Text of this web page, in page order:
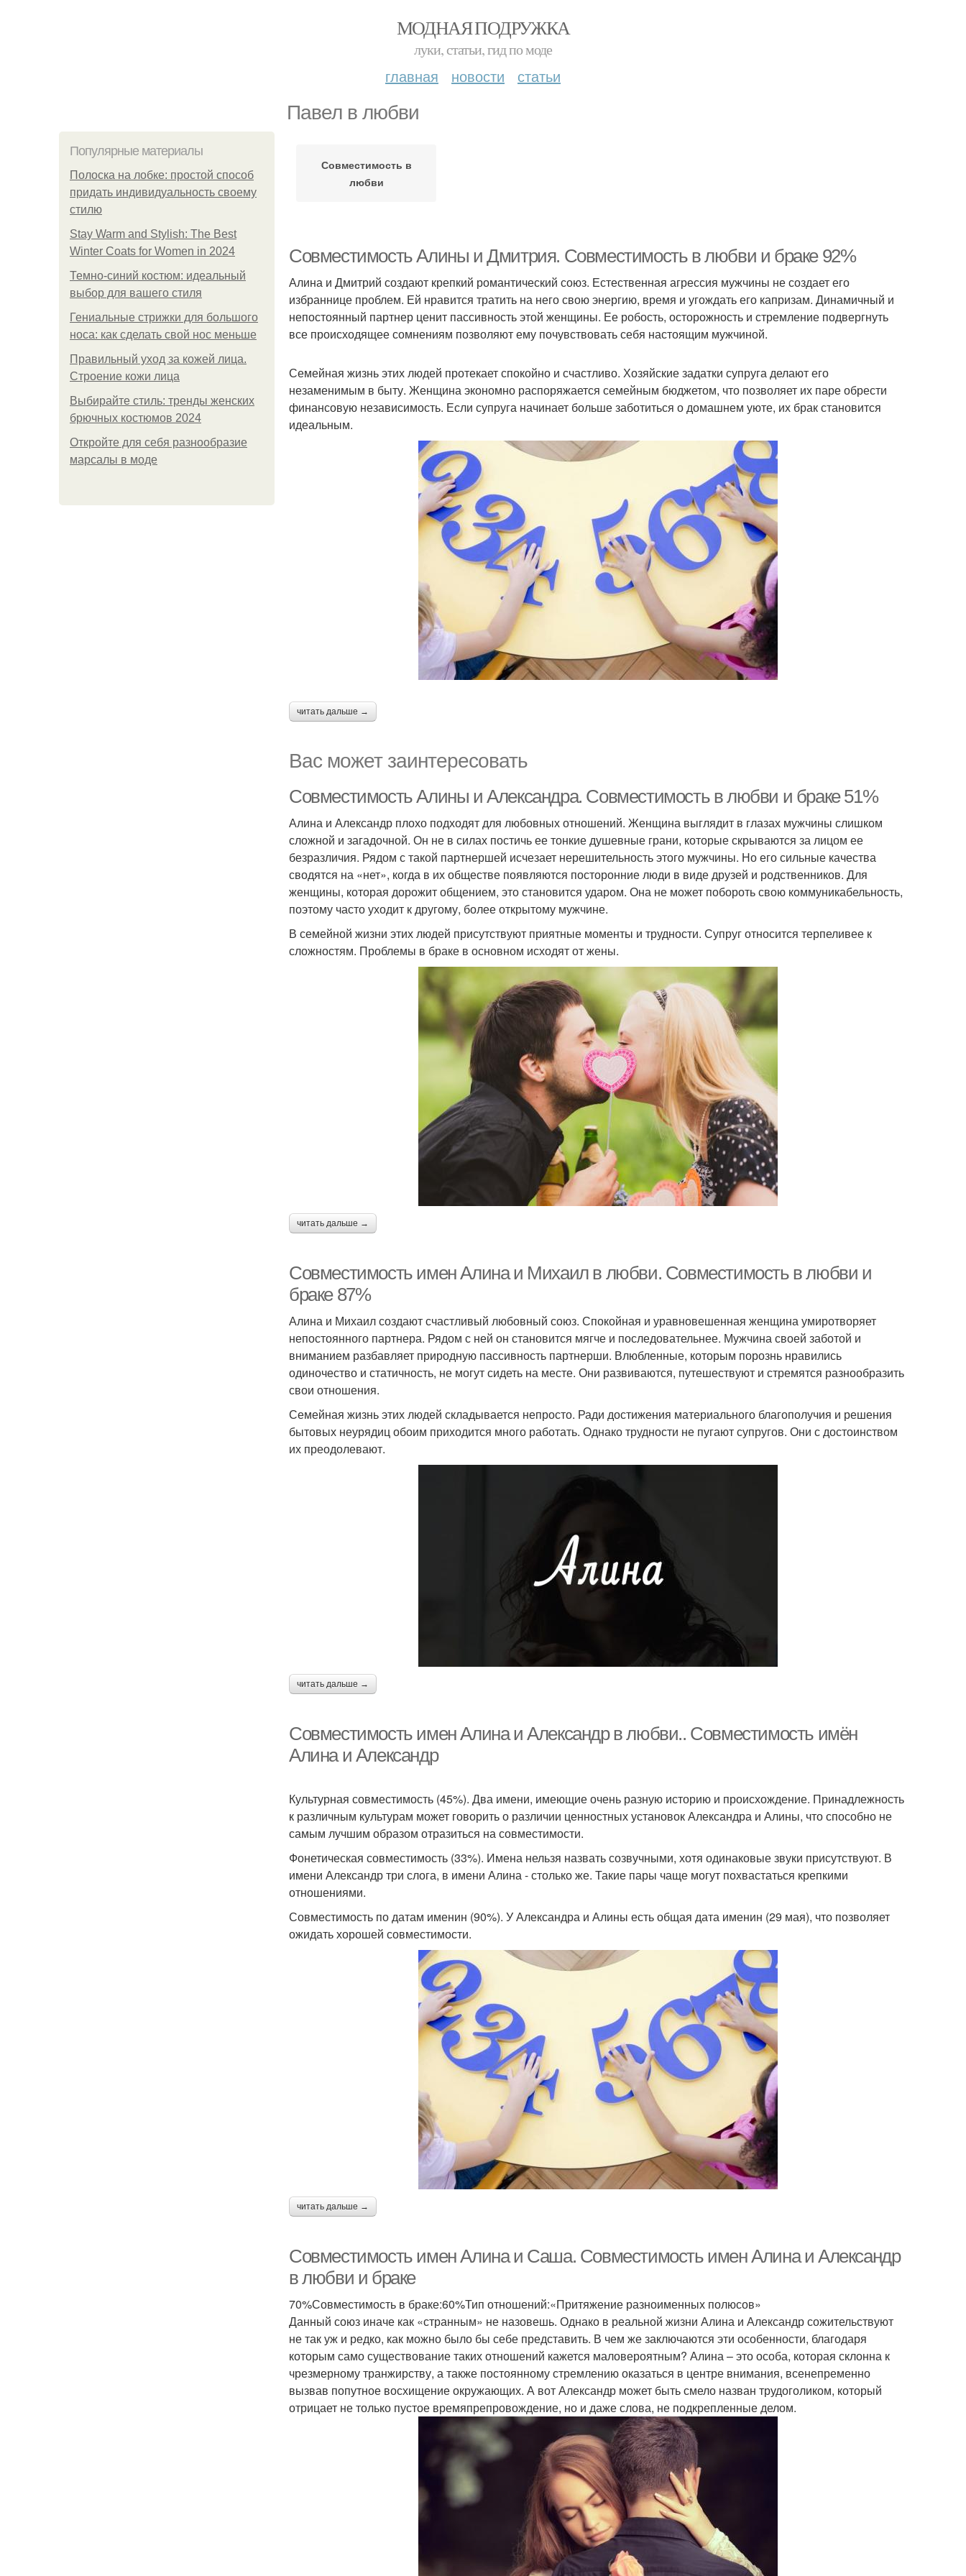
МОДНАЯ ПОДРУЖКА
луки, статьи, гид по моде
главная новости статьи
Павел в любви
Популярные материалы
Полоска на лобке: простой способ
придать индивидуальность своему
стилю
Stay Warm and Stylish: The Best
Winter Coats for Women in 2024
Темно-синий костюм: идеальный
выбор для вашего стиля
Гениальные стрижки для большого
носа: как сделать свой нос меньше
Правильный уход за кожей лица.
Строение кожи лица
Выбирайте стиль: тренды женских
брючных костюмов 2024
Откройте для себя разнообразие
марсалы в моде
Совместимость в
любви
Совместимость Алины и Дмитрия. Совместимость в любви и браке 92%
Алина и Дмитрий создают крепкий романтический союз. Естественная агрессия мужчины не создает его
избраннице проблем. Ей нравится тратить на него свою энергию, время и угождать его капризам. Динамичный и
непостоянный партнер ценит пассивность этой женщины. Ее робость, осторожность и стремление подвергнуть
все происходящее сомнениям позволяют ему почувствовать себя настоящим мужчиной.
Семейная жизнь этих людей протекает спокойно и счастливо. Хозяйские задатки супруга делают его
незаменимым в быту. Женщина экономно распоряжается семейным бюджетом, что позволяет их паре обрести
финансовую независимость. Если супруга начинает больше заботиться о домашнем уюте, их брак становится
идеальным.
читать дальше →
Вас может заинтересовать
Совместимость Алины и Александра. Совместимость в любви и браке 51%
Алина и Александр плохо подходят для любовных отношений. Женщина выглядит в глазах мужчины слишком
сложной и загадочной. Он не в силах постичь ее тонкие душевные грани, которые скрываются за лицом ее
безразличия. Рядом с такой партнершей исчезает нерешительность этого мужчины. Но его сильные качества
сводятся на «нет», когда в их обществе появляются посторонние люди в виде друзей и родственников. Для
женщины, которая дорожит общением, это становится ударом. Она не может побороть свою коммуникабельность,
поэтому часто уходит к другому, более открытому мужчине.
В семейной жизни этих людей присутствуют приятные моменты и трудности. Супруг относится терпеливее к
сложностям. Проблемы в браке в основном исходят от жены.
читать дальше →
Совместимость имен Алина и Михаил в любви. Совместимость в любви и
браке 87%
Алина и Михаил создают счастливый любовный союз. Спокойная и уравновешенная женщина умиротворяет
непостоянного партнера. Рядом с ней он становится мягче и последовательнее. Мужчина своей заботой и
вниманием разбавляет природную пассивность партнерши. Влюбленные, которым порознь нравились
одиночество и статичность, не могут сидеть на месте. Они развиваются, путешествуют и стремятся разнообразить
свои отношения.
Семейная жизнь этих людей складывается непросто. Ради достижения материального благополучия и решения
бытовых неурядиц обоим приходится много работать. Однако трудности не пугают супругов. Они с достоинством
их преодолевают.
читать дальше →
Совместимость имен Алина и Александр в любви.. Совместимость имён
Алина и Александр
Культурная совместимость (45%). Два имени, имеющие очень разную историю и происхождение. Принадлежность
к различным культурам может говорить о различии ценностных установок Александра и Алины, что способно не
самым лучшим образом отразиться на совместимости.
Фонетическая совместимость (33%). Имена нельзя назвать созвучными, хотя одинаковые звуки присутствуют. В
имени Александр три слога, в имени Алина - столько же. Такие пары чаще могут похвастаться крепкими
отношениями.
Совместимость по датам именин (90%). У Александра и Алины есть общая дата именин (29 мая), что позволяет
ожидать хорошей совместимости.
читать дальше →
Совместимость имен Алина и Саша. Совместимость имен Алина и Александр
в любви и браке
70%Совместимость в браке:60%Тип отношений:«Притяжение разноименных полюсов»
Данный союз иначе как «странным» не назовешь. Однако в реальной жизни Алина и Александр сожительствуют
не так уж и редко, как можно было бы себе представить. В чем же заключаются эти особенности, благодаря
которым само существование таких отношений кажется маловероятным? Алина – это особа, которая склонна к
чрезмерному транжирству, а также постоянному стремлению оказаться в центре внимания, всенепременно
вызвав попутное восхищение окружающих. А вот Александр может быть смело назван трудоголиком, который
отрицает не только пустое времяпрепровождение, но и даже слова, не подкрепленные делом.